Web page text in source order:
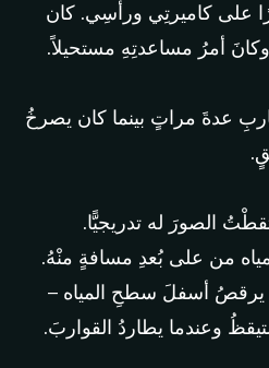
على كاميرتِي ورأسِي. كان
أمرُ مساعدتِهِ مستحيلاً.
عدةَ مراتٍ بينما كان يصرخُ
الصورَ له تدريجيًّا.
من على بُعدِ مسافةٍ منْهُ.
يرقصُ أسفلَ سطحِ المياه –
وعندما يطاردُ القواربَ.